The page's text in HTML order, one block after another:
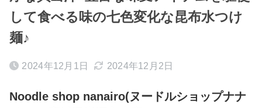
して食べる味の七色変化な昆布水つけ
麺♪
2024年12月1日 2024年12月2日
Noodle shop nanairo(ヌードルショップナナ